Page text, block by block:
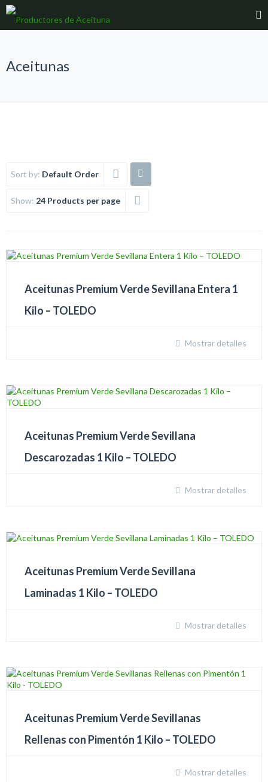
Aceitunas
Sort by: Default Order
Show: 24 Products per page
Aceitunas Premium Verde Sevillana Entera 1
Kilo – TOLEDO
Mostrar detalles
Aceitunas Premium Verde Sevillana
Descarozadas 1 Kilo – TOLEDO
Mostrar detalles
Aceitunas Premium Verde Sevillana
Laminadas 1 Kilo – TOLEDO
Mostrar detalles
Aceitunas Premium Verde Sevillanas
Rellenas con Pimentón 1 Kilo – TOLEDO
Mostrar detalles